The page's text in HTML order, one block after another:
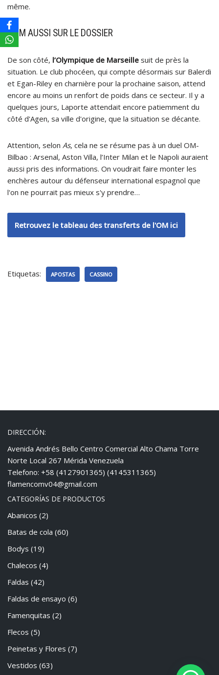
même.
L’OM AUSSI SUR LE DOSSIER
De son côté, l’Olympique de Marseille suit de près la
situation. Le club phocéen, qui compte désormais sur Balerdi
et Egan-Riley en charnière pour la prochaine saison, attend
encore au moins un renfort de poids dans ce secteur. Il y a
quelques jours, Laporte attendait encore patiemment du
côté d'Agen, sa ville d'origine, que la situation se décante.
Attention, selon As, cela ne se résume pas à un duel OM-
Bilbao : Arsenal, Aston Villa, l’Inter Milan et le Napoli auraient
aussi pris des informations. On voudrait faire monter les
enchères autour du défenseur international espagnol que
l'on ne pourrait pas mieux s'y prendre…
Retrouvez le tableau des transferts de l'OM ici
Etiquetas: APOSTAS CASSINO
DIRECCIÓN:
Avenida Andrés Bello Centro Comercial Alto Chama Torre
Norte Local 267 Mérida Venezuela
Telefono: +58 (4127901365) (4145311365)
flamencomv04@gmail.com
CATEGORÍAS DE PRODUCTOS
Abanicos (2)
Batas de cola (60)
Bodys (19)
Chalecos (4)
Faldas (42)
Faldas de ensayo (6)
Famenquitas (2)
Flecos (5)
Peinetas y Flores (7)
Vestidos (63)